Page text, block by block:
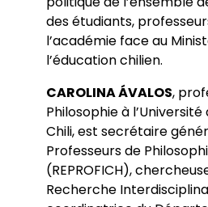
des étudiants,
l’académie face au
l’éducation chilien.
CAROLINA ÁVALOS,
Philosophie à
Chili, est secrétaire
Professeurs de
(REPROFICH),
Recherche